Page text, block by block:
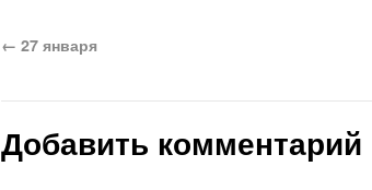
← 27 января
Добавить комментарий